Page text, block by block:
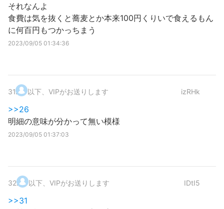
それなんよ
食費は気を抜くと蕎麦とか本来100円くりいで食えるもん
に何百円もつかっちまう
2023/09/05 01:34:36
31. 以下、VIPがお送りします izRHk
>>26
明細の意味が分かって無い模様
2023/09/05 01:37:03
32. 以下、VIPがお送りします IDtI5
>>31